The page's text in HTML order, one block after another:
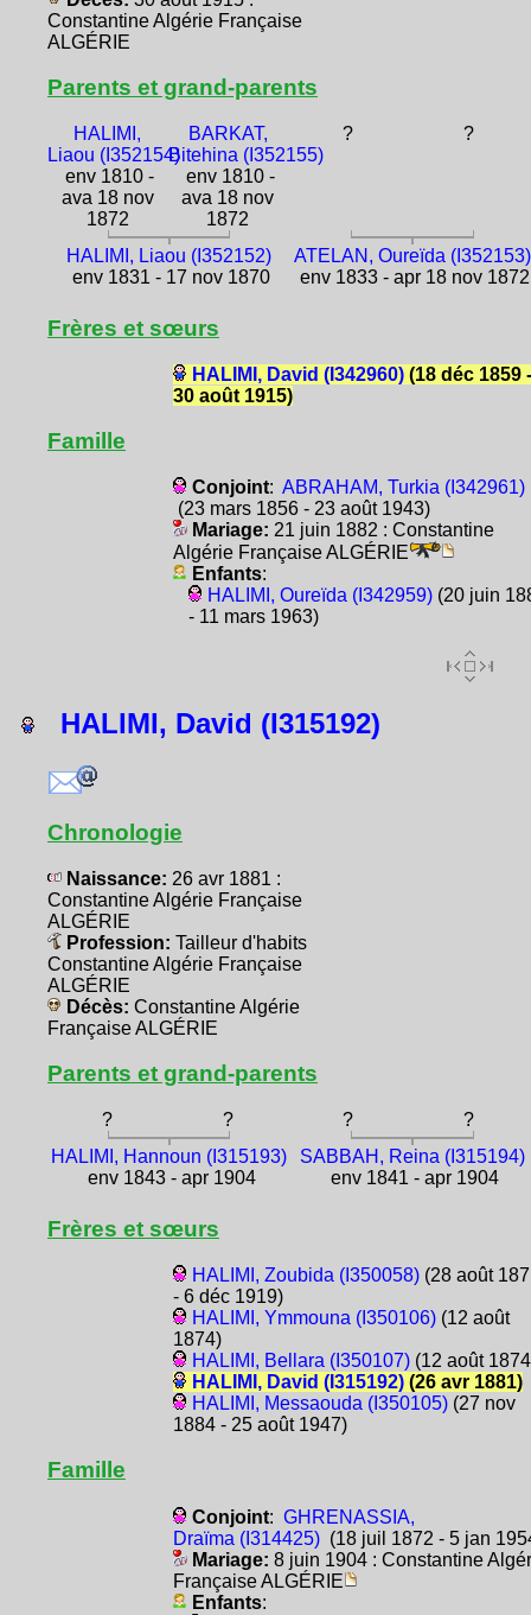
Constantine Algérie Française
ALGÉRIE
Parents et grand-parents
HALIMI,
Liaou (I352154)
env 1810 -
ava 18 nov
1872
BARKAT,
Bitehina (I352155)
env 1810 -
ava 18 nov
1872
? ?
HALIMI, Liaou (I352152)
env 1831 - 17 nov 1870
ATELAN, Oureïda (I352153)
env 1833 - apr 18 nov 1872
Frères et sœurs
HALIMI, David (I342960)(18 déc 1859 -
30 août 1915)
Famille
Conjoint: ABRAHAM, Turkia (I342961)
(23 mars 1856 - 23 août 1943)
Mariage: 21 juin 1882 : Constantine
Algérie Française ALGÉRIE
Enfants:
HALIMI, Oureïda (I342959)(20 juin
- 11 mars 1963)
HALIMI, David (I315192)
Chronologie
Naissance: 26 avr 1881 :
Constantine Algérie Française
ALGÉRIE
Profession: Tailleur d'habits
Constantine Algérie Française
ALGÉRIE
Décès: Constantine Algérie
Française ALGÉRIE
Parents et grand-parents
? ? ?
?
HALIMI, Hannoun (I315193)
env 1843 - apr 1904
SABBAH, Reina (I315194)
env 1841 - apr 1904
Frères et sœurs
HALIMI, Zoubida (I350058)(28 août
- 6 déc 1919)
HALIMI, Ymmouna (I350106)(12 août
1874)
HALIMI, Bellara (I350107)(12 août
HALIMI, David (I315192)(26 avr 1881)
HALIMI, Messaouda (I350105)(27 nov
1884 - 25 août 1947)
Famille
Conjoint: GHRENASSIA,
Draïma (I314425)(18 juil 1872 - 5 jan
Mariage: 8 juin 1904 : Constantine
Française ALGÉRIE
Enfants: